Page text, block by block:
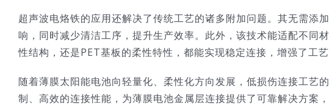
超声波电烙铁的应用还解决了传统工艺的诸多附加问题。其无需添
响，同时减少清洁工序，提升生产效率。此外，该技术能适配不同
性结构，还是PET基板的柔性特性，都能实现稳定连接，增强了工艺
随着薄膜太阳能电池向轻量化、柔性化方向发展，低损伤连接工艺
制、高效的连接性能，为薄膜电池金属层连接提供了可靠解决方案